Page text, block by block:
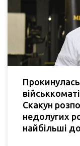
Скакун
недолугих
найбільші